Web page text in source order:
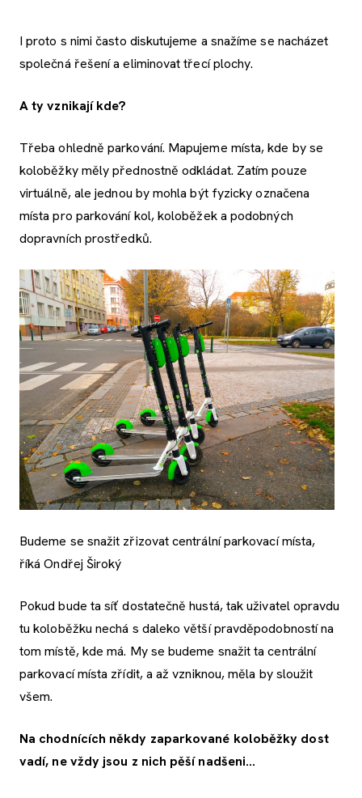
I proto s nimi často diskutujeme a snažíme se nacházet
společná řešení a eliminovat třecí plochy.
A ty vznikají kde?
Třeba ohledně parkování. Mapujeme místa, kde by se
koloběžky měly přednostně odkládat. Zatím pouze
virtuálně, ale jednou by mohla být fyzicky označena
místa pro parkování kol, koloběžek a podobných
dopravních prostředků.
Budeme se snažit zřizovat centrální parkovací místa,
říká Ondřej Široký
Pokud bude ta síť dostatečně hustá, tak uživatel opravdu
tu koloběžku nechá s daleko větší pravděpodobností na
tom místě, kde má. My se budeme snažit ta centrální
parkovací místa zřídit, a až vzniknou, měla by sloužit
všem.
Na chodnících někdy zaparkované koloběžky dost
vadí, ne vždy jsou z nich pěší nadšeni…